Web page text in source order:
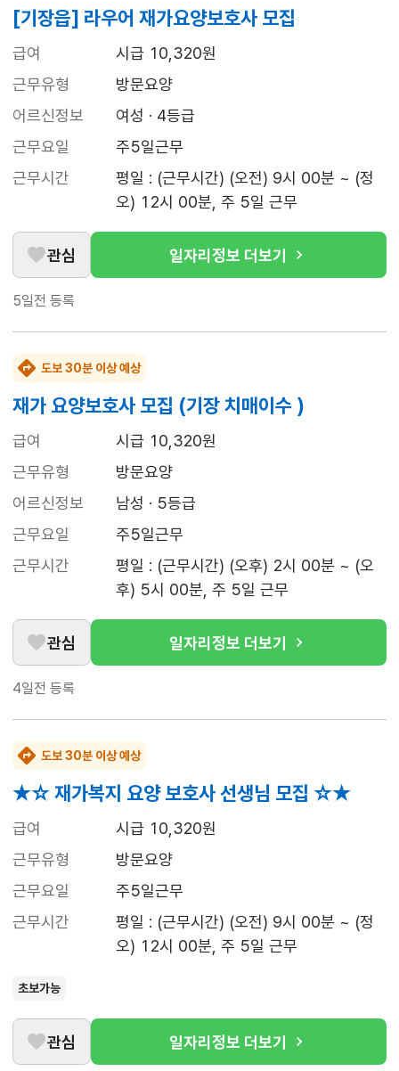
[기장읍] 라우어 재가요양보호사 모집
급여
시급 10,320원
근무유형
방문요양
어르신정보
여성 · 4등급
근무요일
주5일근무
근무시간
평일 : (근무시간) (오전) 9시 00분 ~ (정
오) 12시 00분, 주 5일 근무
관심 일자리정보 더보기
5일전 등록
도보 30분 이상 예상
재가 요양보호사 모집 (기장 치매이수 )
급여
시급 10,320원
근무유형
방문요양
어르신정보
남성 · 5등급
근무요일
주5일근무
근무시간
평일 : (근무시간) (오후) 2시 00분 ~ (오
후) 5시 00분, 주 5일 근무
관심 일자리정보 더보기
4일전 등록
도보 30분 이상 예상
★☆ 재가복지 요양 보호사 선생님 모집 ☆★
급여
시급 10,320원
근무유형
방문요양
근무요일
주5일근무
근무시간
평일 : (근무시간) (오전) 9시 00분 ~ (정
오) 12시 00분, 주 5일 근무
초보가능
관심 일자리정보 더보기